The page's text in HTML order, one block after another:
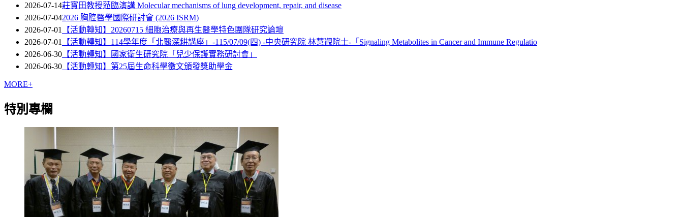
2026-07-14莊寶田教授蒞臨演講 Molecular mechanisms of lung development, repair, and disease
2026-07-042026 胸腔醫學國際研討會 (2026 ISRM)
2026-07-01
【活動轉知】20260715 細胞治療與再生醫學特色團隊研究論壇
2026-07-01
【活動轉知】114學年度「北醫深耕講座」-115/07/09(四) -中央研究院 林慧觀院士-「Signaling Metabolites in Cancer and Immune Regulatio
2026-06-30 【活動轉知】國家衛生研究院「兒少保護實務研討會」
2026-06-30 【活動轉知】第25屆生命科學徵文頒發獎助學金
MORE+
特別專欄